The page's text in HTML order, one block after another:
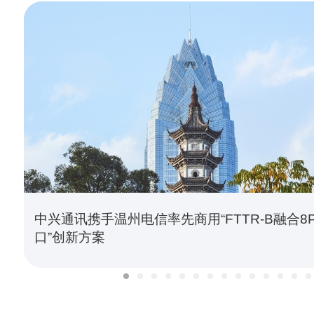
中兴通讯携手温州电信率先商用“FTTR-B融合
口”创新方案